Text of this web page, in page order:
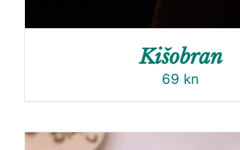
Kišobran
69 kn